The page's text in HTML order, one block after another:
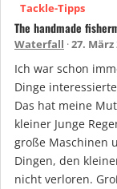
Tackle-Tipps
The handmade
Waterfall 27. März
Ich war schon
Dinge
Das hat meine
kleiner Junge
große Maschinen
Dingen, den
nicht verloren.